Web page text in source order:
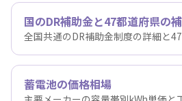
国のDR補助金と47都道府県の
全国共通のDR補助金制度の詳細と47
蓄電池の価格相場